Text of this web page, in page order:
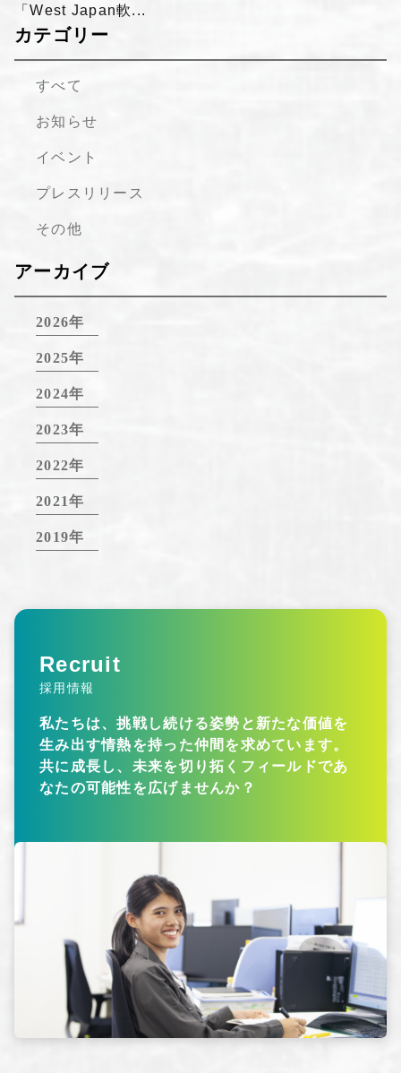
カテゴリー
すべて
お知らせ
イベント
プレスリリース
その他
アーカイブ
2026年
2025年
2024年
2023年
2022年
2021年
2019年
「West Japan軟...
Recruit
採用情報
私たちは、挑戦し続ける姿勢と新たな価値を
生み出す情熱を持った仲間を求めています。
共に成長し、未来を切り拓くフィールドであ
なたの可能性を広げませんか？